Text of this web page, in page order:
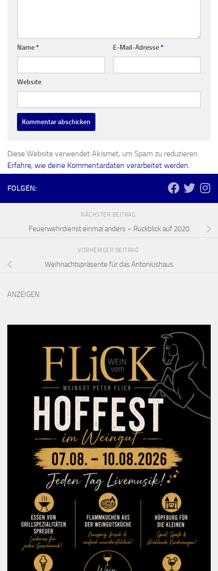
Name* E-Mail-Adresse*
Website
Diese Website verwendet Akismet, um Spam zu reduzieren.
Erfahre, wie deine Kommentardaten verarbeitet werden.
FOLGEN:
NÄCHSTER BEITRAG
Feuerwehrdienst einmal anders – Rückblick auf 2020
VORHERIGER BEITRAG
Weihnachtspräsente für das Antoniushaus
ANZEIGEN